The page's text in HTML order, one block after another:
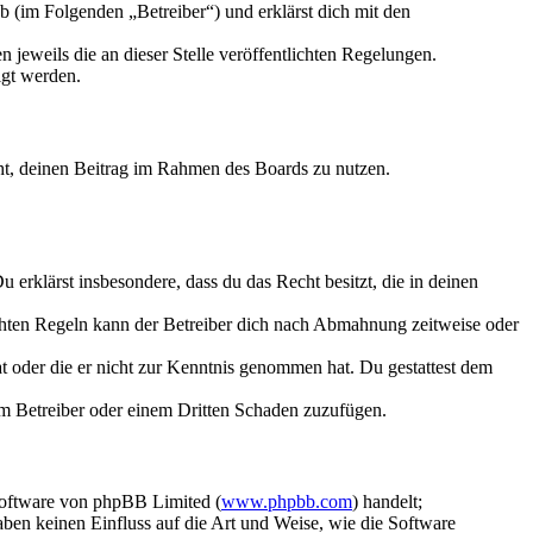
(im Folgenden „Betreiber“) und erklärst dich mit den
jeweils die an dieser Stelle veröffentlichten Regelungen.
werden.
deinen Beitrag im Rahmen des Boards zu nutzen.
insbesondere, dass du das Recht besitzt, die in deinen
Regeln kann der Betreiber dich nach Abmahnung zeitweise oder
die er nicht zur Kenntnis genommen hat. Du gestattest dem
Betreiber oder einem Dritten Schaden zuzufügen.
von phpBB Limited (www.phpbb.com) handelt;
keinen Einfluss auf die Art und Weise, wie die Software